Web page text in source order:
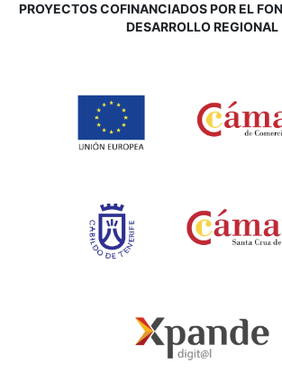
PROYECTOS COFINANCIADOS POR EL
DESARROLLO REGIONAL